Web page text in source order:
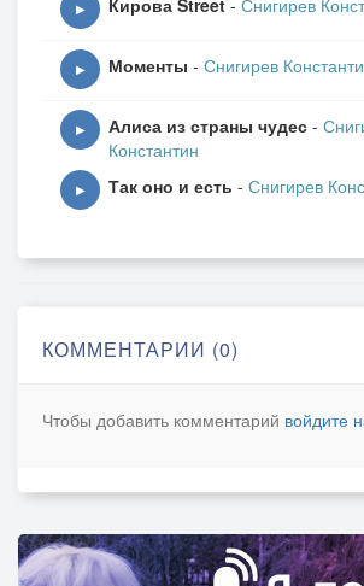
▶ Кирова Street - Снигирев
▶ Моменты - Снигирев
▶ Алиса из страны чудес -
Константин
▶ Так оно и есть - Снигирев
КОММЕНТАРИИ (0)
Чтобы добавить комментарий войдите